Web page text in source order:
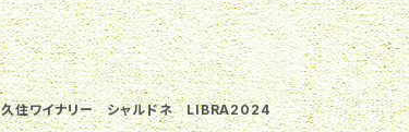
久住ワイナリー シャルドネ LIBRA2024